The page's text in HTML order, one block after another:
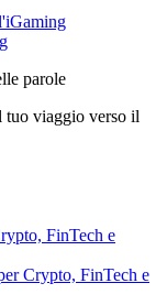
parole
tuo viaggio verso il
FinTech e
Crypto, FinTech e